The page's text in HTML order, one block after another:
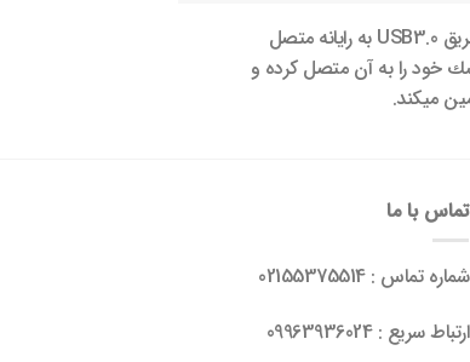
اين مبدل براي اتصال سريع هاردديسك‌هاي ديگر به رايانه و دسترسي به اطلاعات موجود در آن‌ها بسيار كاربردي است. مبدل ساتا از طريق USB3.0 به رايانه متصل
خود را به آن متصل كرده و
تماس با ما
شماره تماس : 02155375514
ارتباط سریع : 09963936024